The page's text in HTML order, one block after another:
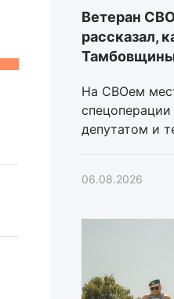
Ветеран
рассказал,
На СВОем
депутатом и
06.08.2026